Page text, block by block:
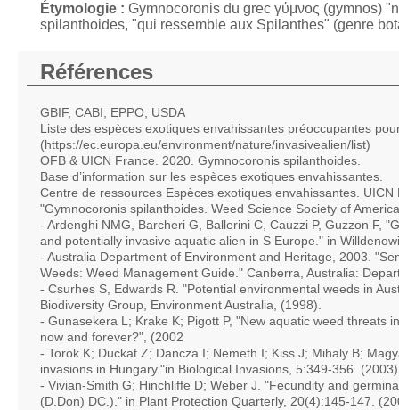
Étymologie : Gymnocoronis du grec γύμνος (gymnos)
spilanthoides, "qui ressemble aux Spilanthes" (genre
Références
GBIF, CABI, EPPO, USDA
Liste des espèces exotiques envahissantes préoccupantes
(https://ec.europa.eu/environment/nature/invasivealien/list)
OFB & UICN France. 2020. Gymnocoronis spilanthoides.
Base d’information sur les espèces exotiques envahissantes.
Centre de ressources Espèces exotiques envahissantes.
"Gymnocoronis spilanthoides. Weed Science Society of
- Ardenghi NMG, Barcheri G, Ballerini C, Cauzzi P, Guzzon F,
and potentially invasive aquatic alien in S Europe." in
- Australia Department of Environment and Heritage, 2003.
Weeds: Weed Management Guide." Canberra, Australia:
- Csurhes S, Edwards R. "Potential environmental weeds in
Biodiversity Group, Environment Australia, (1998).
- Gunasekera L; Krake K; Pigott P, "New aquatic weed threats
now and forever?", (2002
- Torok K; Duckat Z; Dancza I; Nemeth I; Kiss J; Mihaly B;
invasions in Hungary."in Biological Invasions, 5:349-356. (2003)
- Vivian-Smith G; Hinchliffe D; Weber J. "Fecundity and
(D.Don) DC.)." in Plant Protection Quarterly, 20(4):145-147.